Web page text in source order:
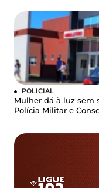
POLICIAL
Mulher dá à luz sem
Polícia Militar e